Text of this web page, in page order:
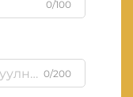
0/100
0/200